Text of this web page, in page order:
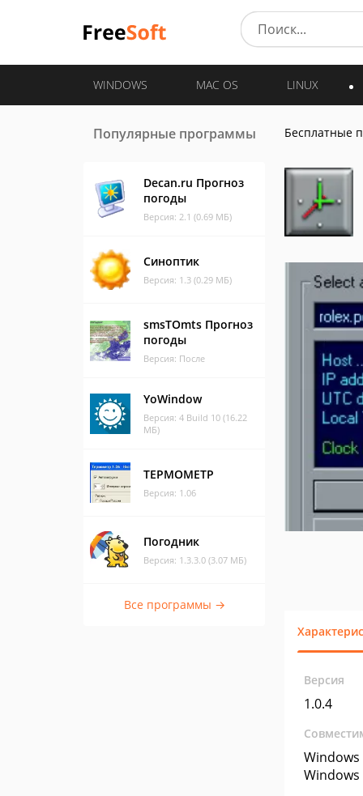
WINDOWS MAC OS LINUX
Популярные программы
Decan.ru Прогноз
погоды
Версия: 2.1 (0.69 МБ)
Синоптик
Версия: 1.3 (0.29 МБ)
smsTOmts Прогноз
погоды
Версия: После
YoWindow
Версия: 4 Build 10 (16.22
МБ)
ТЕРМОМЕТР
Версия: 1.06
Погодник
Версия: 1.3.3.0 (3.07 МБ)
Все программы →
Бесплатные
Версия
1.0.4
Windows
Windows